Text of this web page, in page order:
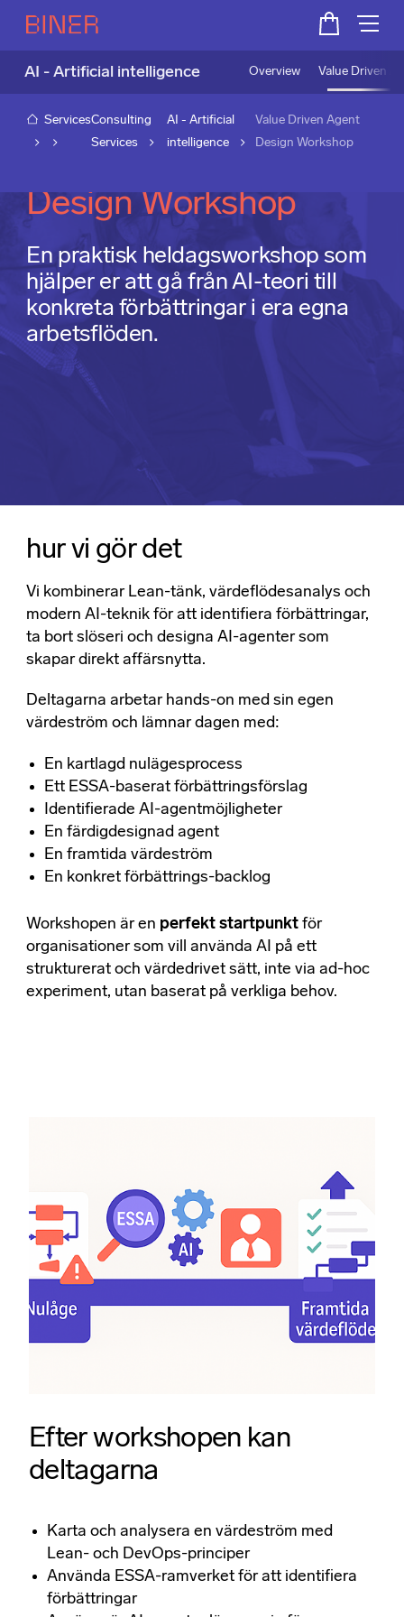
AI - Artificial intelligence Overview Value Driven
ServicesConsulting
Services
AI - Artificial
intelligence
Value Driven Agent
Design Workshop​
Design Workshop​
En praktisk heldagsworkshop som
hjälper er att gå från AI-teori till
konkreta förbättringar i era egna
arbetsflöden.
hur vi gör det
Vi kombinerar Lean-tänk, värdeflödesanalys och
modern AI-teknik för att identifiera förbättringar,
ta bort slöseri och designa AI-agenter som
skapar direkt affärsnytta.​
Deltagarna arbetar hands-on med sin egen
värdeström och lämnar dagen med:​
En kartlagd nulägesprocess​
Ett ESSA-baserat förbättringsförslag​
Identifierade AI-agentmöjligheter​
En färdigdesignad agent​
En framtida värdeström​
En konkret förbättrings-backlog​
Workshopen är en perfekt startpunkt för
organisationer som vill använda AI på ett
strukturerat och värdedrivet sätt, inte via ad-hoc
experiment, utan baserat på verkliga behov.
Efter workshopen kan
deltagarna
Karta och analysera en värdeström med
Lean- och DevOps-principer​
Använda ESSA-ramverket för att identifiera
förbättringar​